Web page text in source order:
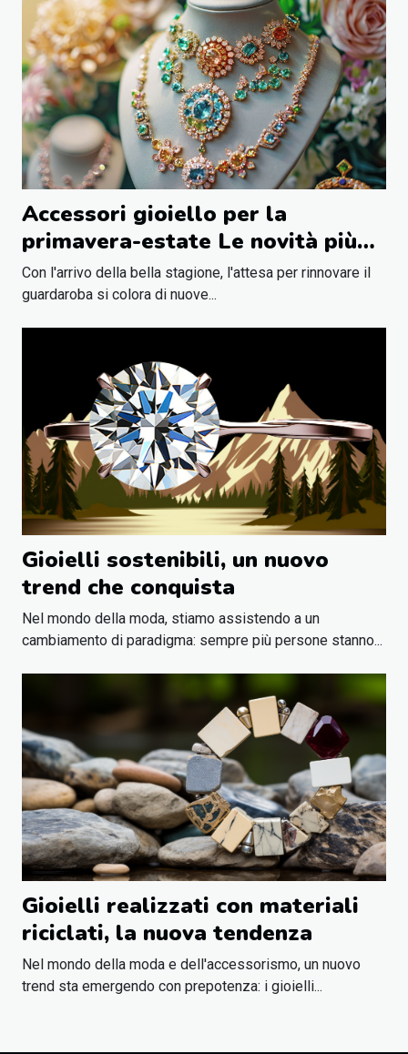
Accessori gioiello per la
primavera-estate Le novità più
fresche e ricercate
Con l'arrivo della bella stagione, l'attesa per rinnovare il
guardaroba si colora di nuove...
Gioielli sostenibili, un nuovo
trend che conquista
Nel mondo della moda, stiamo assistendo a un
cambiamento di paradigma: sempre più persone stanno...
Gioielli realizzati con materiali
riciclati, la nuova tendenza
Nel mondo della moda e dell'accessorismo, un nuovo
trend sta emergendo con prepotenza: i gioielli...